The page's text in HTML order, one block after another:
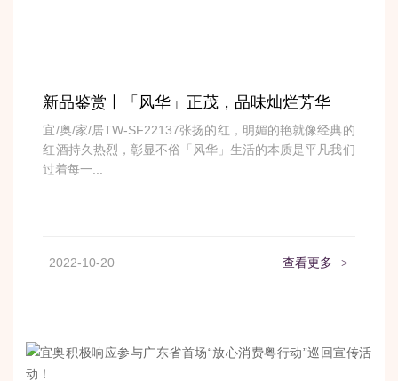
新品鉴赏丨「风华」正茂，品味灿烂芳华
宜/奥/家/居TW-SF22137张扬的红，明媚的艳就像经典的
红酒持久热烈，彰显不俗「风华」生活的本质是平凡我们
过着每一...
2022-10-20 查看更多 >